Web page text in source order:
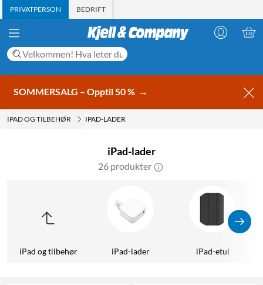
PRIVATPERSON BEDRIFT
SOMMERSALG – Opptil 50 % →
IPAD OG TILBEHØR IPAD-LADER
iPad-lader
26 produkter
iPad og tilbehør iPad-lader iPad-etui